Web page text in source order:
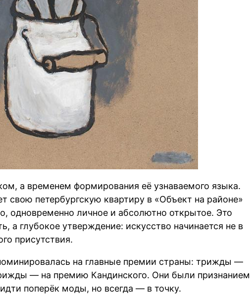
а временем формирования её узнаваемого языка.
свою петербургскую квартиру в «Объект на районе»
одновременно личное и абсолютно открытое. Это
а глубокое утверждение: искусство начинается не в
присутствия.
на главные премии страны: трижды —
— на премию Кандинского. Они были признанием
поперёк моды, но всегда — в точку.